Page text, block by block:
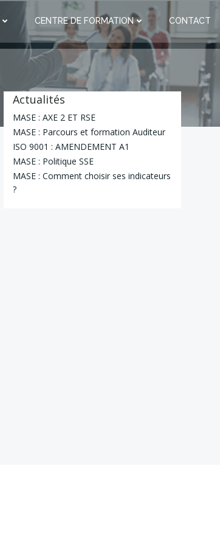
CENTRE DE FORMATION CONTACT
Actualités
MASE : AXE 2 ET RSE
MASE : Parcours et formation Auditeur
ISO 9001 : AMENDEMENT A1
MASE : Politique SSE
MASE : Comment choisir ses indicateurs
?